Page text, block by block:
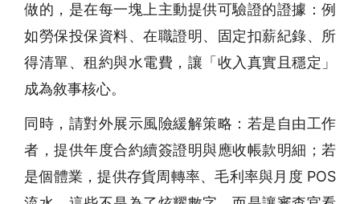
做的，是在每一塊上主動提供可驗證的證據：例
如勞保投保資料、在職證明、固定扣薪紀錄、所
得清單、租約與水電費，讓「收入真實且穩定」
成為敘事核心。
同時，請對外展示風險緩解策略：若是自由工作
者，提供年度合約續簽證明與應收帳款明細；若
是個體業，提供存貨周轉率、毛利率與月度 POS